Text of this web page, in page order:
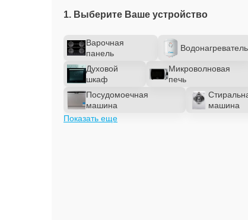
1. Выберите Ваше устройство
Варочная
панель
Водонагреватель
Духовой
шкаф
Микроволновая
печь
Посудомоечная
машина
машина
Показать еще